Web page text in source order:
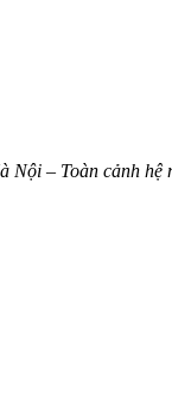
Nội – Toàn cảnh hệ